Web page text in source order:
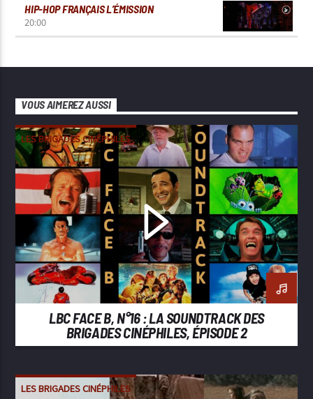
HIP-HOP FRANÇAIS L’ÉMISSION
20:00
VOUS AIMEREZ AUSSI
LES BRIGADES CINÉPHILES
LBC FACE B, N°16 : LA SOUNDTRACK DES
BRIGADES CINÉPHILES, ÉPISODE 2
LES BRIGADES CINÉPHILES